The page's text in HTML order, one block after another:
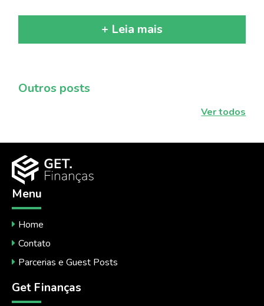
+ Leia mais
Outros posts
Ver todos
Menu
Home
Contato
Parcerias e Guest Posts
Get Finanças